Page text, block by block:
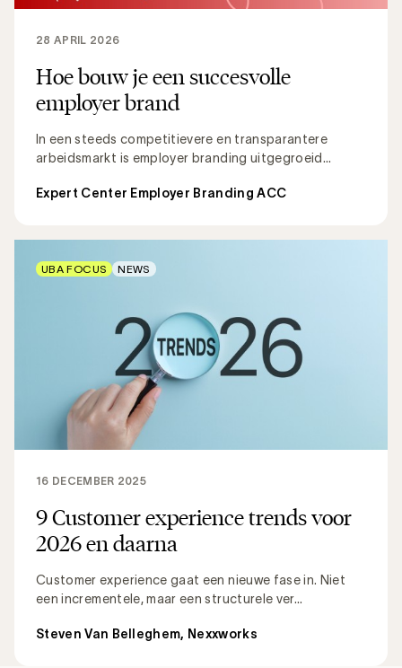
Hoe bouw je een succesvolle
employer brand
In een steeds competitievere en transparantere
arbeidsmarkt is employer branding uitgegroeid...
28 APRIL 2026
Expert Center Employer Branding ACC
9 Customer experience trends voor
2026 en daarna
Customer experience gaat een nieuwe fase in. Niet
een incrementele, maar een structurele ver...
16 DECEMBER 2025
Steven Van Belleghem, Nexxworks
UBA FOCUS NEWS